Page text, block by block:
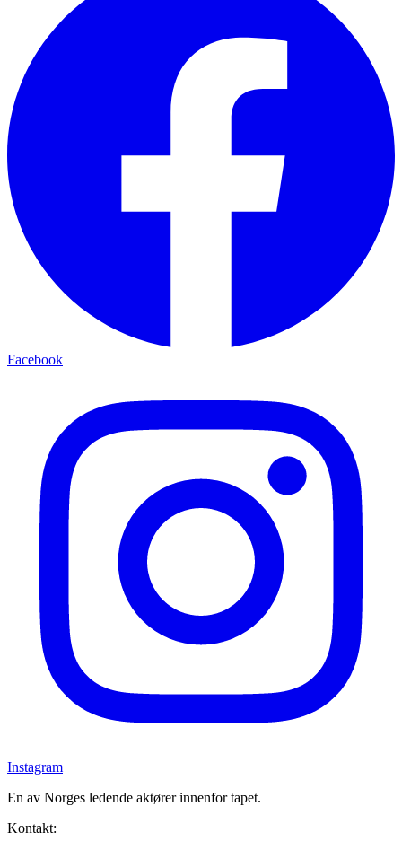
Facebook
Instagram
En av Norges ledende aktører innenfor tapet.
Kontakt: